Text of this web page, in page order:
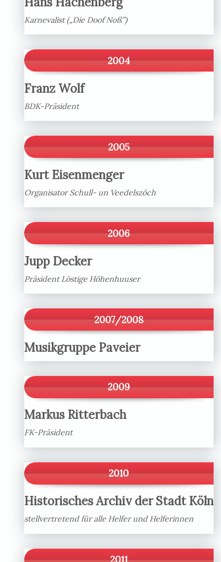
Karnevalist („Die Doof Noß”)
2004
Franz Wolf
BDK-Präsident
2005
Kurt Eisenmenger
Organisator Schull- un Veedelszöch
2006
Jupp Decker
Präsident Löstige Höhenhuuser
2007/2008
Musikgruppe Paveier
2009
Markus Ritterbach
FK-Präsident
2010
Historisches Archiv der Stadt Köln
stellvertretend für alle Helfer und Helferinnen
2011